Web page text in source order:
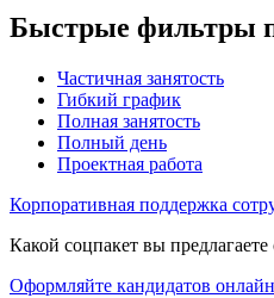
Быстрые фильтры
Частичная занятость
Гибкий график
Полная занятость
Полный день
Проектная работа
Корпоративная поддержка
Какой соцпакет вы
Оформляйте кандидатов онлайн